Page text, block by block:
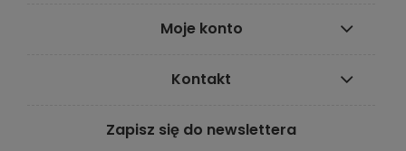
Moje konto
Kontakt
Zapisz się do newslettera